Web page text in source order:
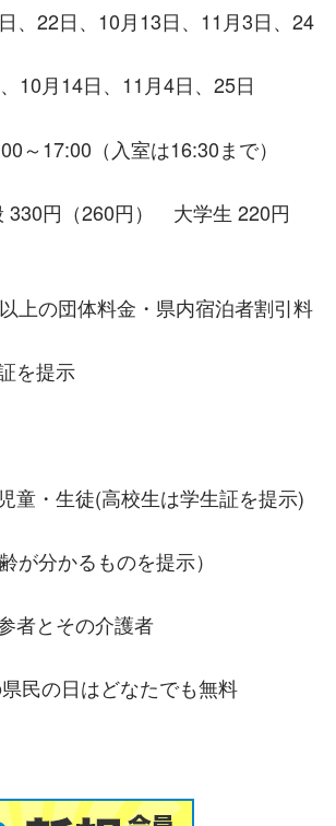
、22日、10月13日、11月3日、24
10月14日、11月4日、25日
～17:00（入室は16:30まで）
330円（260円） 大学生 220円
上の団体料金・県内宿泊者割引料
を提示
童・生徒(高校生は学生証を提示)
が分かるものを提示）
者とその介護者
民の日はどなたでも無料